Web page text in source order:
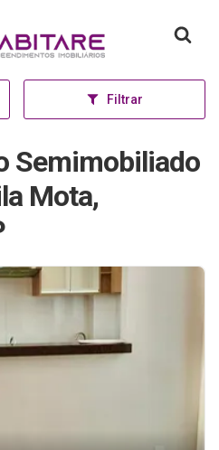
Filtrar
Semimobiliado
Mota,